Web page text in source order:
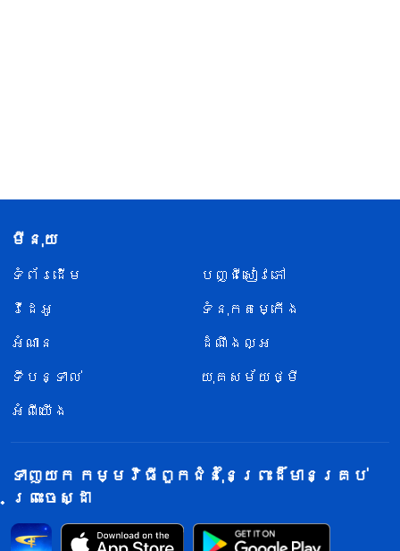
មីនុយ
ទំព័រ​ដើម
បញ្ជីសៀវភៅ
វីដេអូ
ទំនុកតម្កើង
អំណាន
ដំណឹងល្អ
ទីបន្ទាល់
យុគសម័យថ្មី
អំពីយើង
ទាញយក កម្មវិធីពួកជំនុំនៃព្រះដ៏មានគ្រប់
ព្រះចេស្ដា